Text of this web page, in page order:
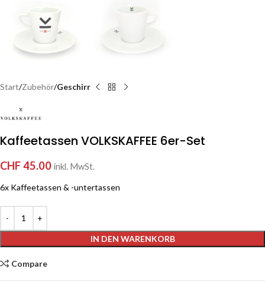
Start Zubehör Geschirr
Kaffeetassen VOLKSKAFFEE 6er-Set
CHF45.00 inkl. MwSt.
6x Kaffeetassen & -untertassen
IN DEN WARENKORB
Compare